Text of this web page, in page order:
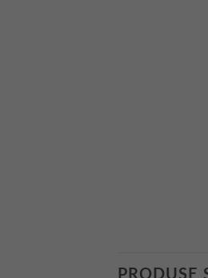
PRODUSE